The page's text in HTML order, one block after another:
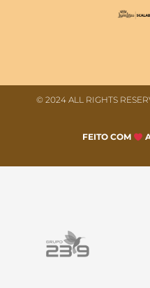
© 2024 ALL RIGHTS
FEITO COM